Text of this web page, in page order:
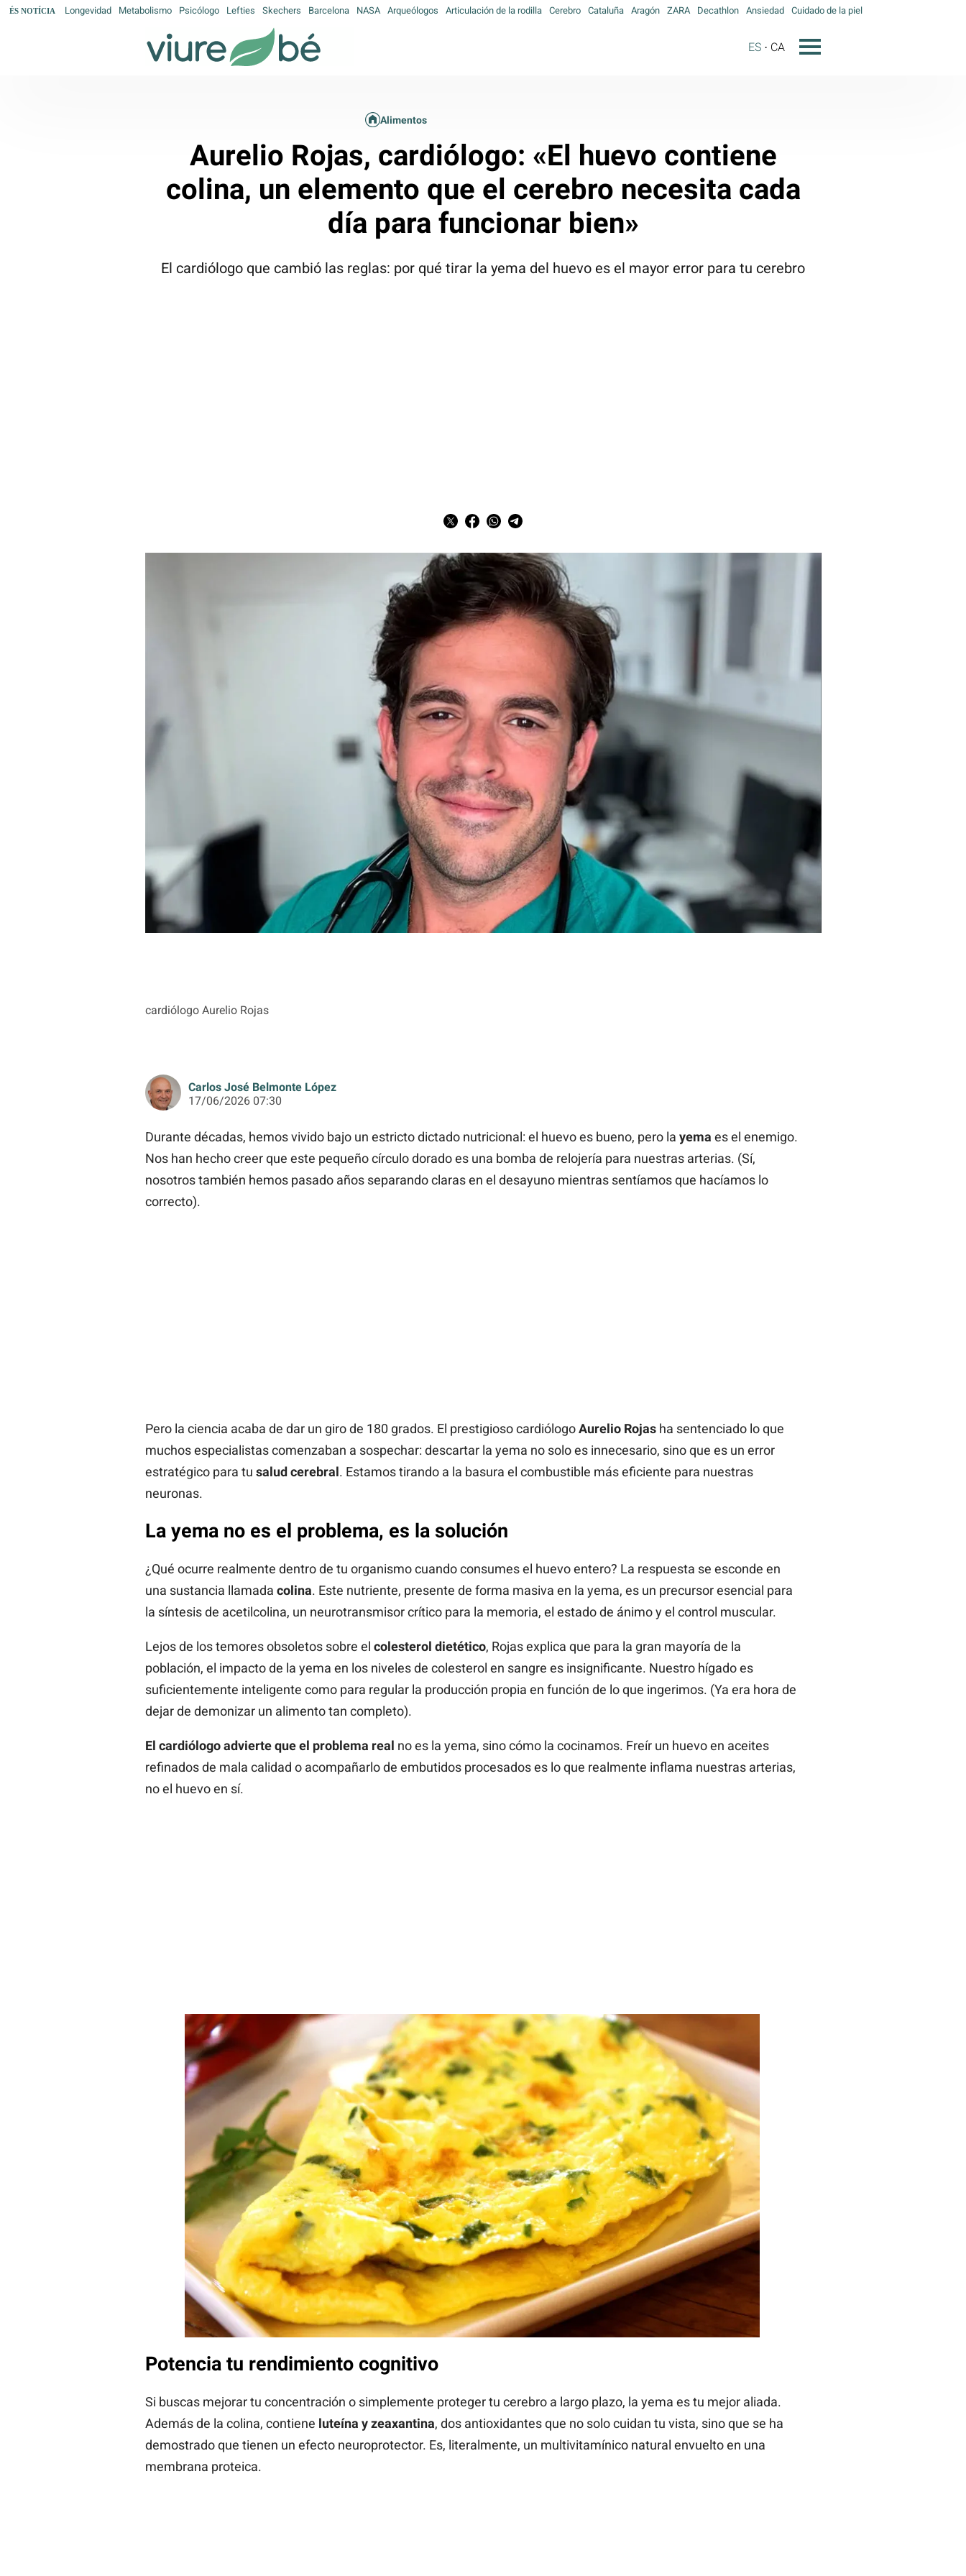
ÉS NOTÍCIA Longevidad Metabolismo Psicólogo Lefties Skechers Barcelona NASA Arqueólogos Articulación de la rodilla Cerebro Cataluña Aragón ZARA Decathlon Ansiedad Cuidado de la piel
ES CA
cardiólogo Aurelio Rojas
Alimentos
Aurelio Rojas, cardiólogo: «El huevo contiene
colina, un elemento que el cerebro necesita cada
día para funcionar bien»
El cardiólogo que cambió las reglas: por qué tirar la yema del huevo es el mayor error para tu cerebro
Carlos José Belmonte López
17/06/2026 07:30
Durante décadas, hemos vivido bajo un estricto dictado nutricional: el huevo es bueno, pero la yema es el enemigo.
Nos han hecho creer que este pequeño círculo dorado es una bomba de relojería para nuestras arterias. (Sí,
nosotros también hemos pasado años separando claras en el desayuno mientras sentíamos que hacíamos lo
correcto).
Pero la ciencia acaba de dar un giro de 180 grados. El prestigioso cardiólogoAurelio Rojasha sentenciado lo que
muchos especialistas comenzaban a sospechar: descartar la yema no solo es innecesario, sino que es un error
estratégico para tu salud cerebral. Estamos tirando a la basura el combustible más eficiente para nuestras
neuronas.
La yema no es el problema, es la solución
¿Qué ocurre realmente dentro de tu organismo cuando consumes el huevo entero? La respuesta se esconde en
una sustancia llamada colina. Este nutriente, presente de forma masiva en la yema, es un precursor esencial para
la síntesis de acetilcolina, un neurotransmisor crítico para la memoria, el estado de ánimo y el control muscular.
Lejos de los temores obsoletos sobre el colesterol dietético, Rojas explica que para la gran mayoría de la
población, el impacto de la yema en los niveles de colesterol en sangre es insignificante. Nuestro hígado es
suficientemente inteligente como para regular la producción propia en función de lo que ingerimos. (Ya era hora de
dejar de demonizar un alimento tan completo).
El cardiólogo advierte que el problema real no es la yema, sino cómo la cocinamos. Freír un huevo en aceites
refinados de mala calidad o acompañarlo de embutidos procesados es lo que realmente inflama nuestras arterias,
no el huevo en sí.
Potencia tu rendimiento cognitivo
Si buscas mejorar tu concentración o simplemente proteger tu cerebro a largo plazo, la yema es tu mejor aliada.
Además de la colina, contiene luteína y zeaxantina, dos antioxidantes que no solo cuidan tu vista, sino que se ha
demostrado que tienen un efecto neuroprotector. Es, literalmente, un multivitamínico natural envuelto en una
membrana proteica.